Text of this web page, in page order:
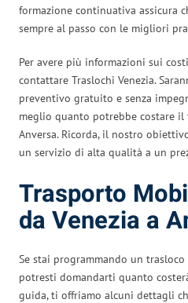
formazione continuativa assicura
sempre al passo con le migliori
Per avere più informazioni sui
contattare Traslochi Venezia.
preventivo gratuito e senza
meglio quanto potrebbe costare il
Anversa. Ricorda, il nostro
un servizio di alta qualità a un
Trasporto
da Venezia a
Se stai programmando un trasloco
potresti domandarti quanto
guida, ti offriamo alcuni dettagli